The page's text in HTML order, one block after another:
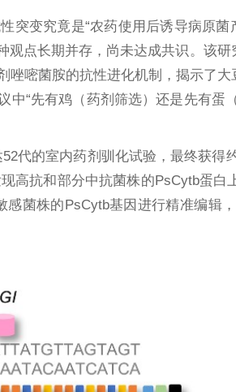
突变究竟是“农药使用后诱导病原菌
观点长期并存，尚未达成共识。该研
唑嘧菌胺的抗性进化机制，揭示了大
“先有鸡（药剂筛选）还是先有蛋
代的室内药剂驯化试验，最终获得
高抗和部分中抗菌株的PsCytb蛋白
菌株的PsCytb基因进行精准编辑